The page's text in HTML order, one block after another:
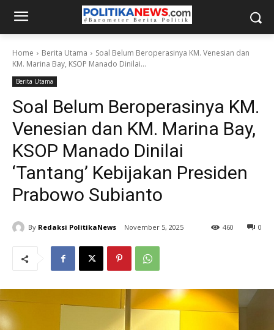
Home Berita Utama
Soal Belum Beroperasinya KM. Venesian dan
KM. Marina Bay, KSOP Manado Dinilai...
Berita Utama
Soal Belum Beroperasinya KM.
Venesian dan KM. Marina Bay,
KSOP Manado Dinilai
‘Tantang’ Kebijakan Presiden
Prabowo Subianto
By Redaksi PolitikaNews November 5, 2025 0
460